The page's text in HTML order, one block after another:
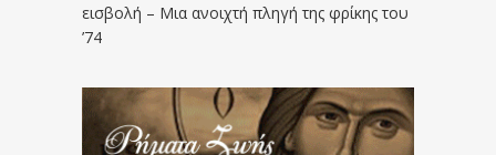
εισβολή – Μια ανοιχτή πληγή της φρίκης του
’74